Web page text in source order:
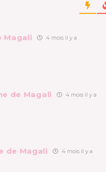
Magali 4 mois il y a
de Magali 4 mois il y a
de Magali 4 mois il y a